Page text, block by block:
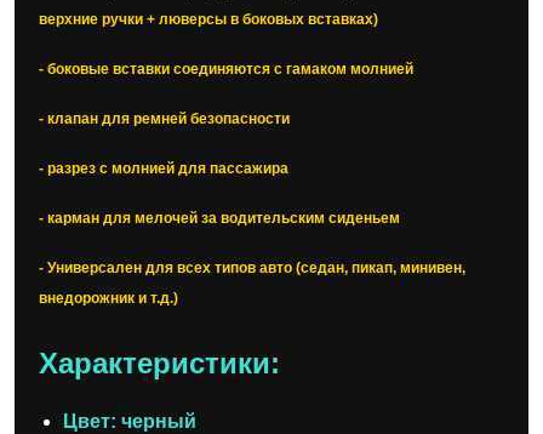
верхние ручки + люверсы в боковых вставках)
- боковые вставки соединяются с гамаком молнией
- клапан для ремней безопасности
- разрез с молнией для пассажира
- карман для мелочей за водительским сиденьем
- Универсален для всех типов авто (седан, пикап, минивен,
внедорожник и т.д.)
Характеристики:
Цвет: черный